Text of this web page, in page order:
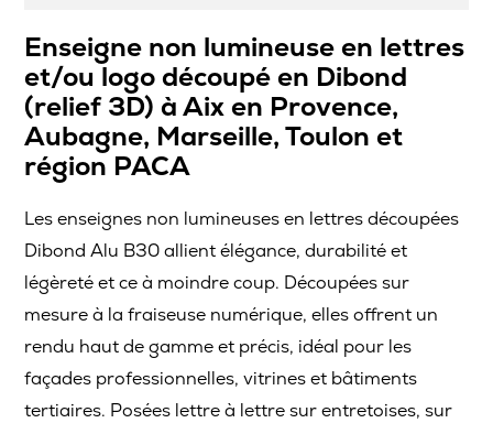
Enseigne non lumineuse en lettres
et/ou logo découpé en Dibond
(relief 3D) à Aix en Provence,
Aubagne, Marseille, Toulon et
région PACA
Les enseignes non lumineuses en lettres découpées
Dibond Alu B30 allient élégance, durabilité et
légèreté et ce à moindre coup. Découpées sur
mesure à la fraiseuse numérique, elles offrent un
rendu haut de gamme et précis, idéal pour les
façades professionnelles, vitrines et bâtiments
tertiaires. Posées lettre à lettre sur entretoises, sur